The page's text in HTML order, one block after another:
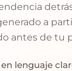
a
antes de tu
lenguaje